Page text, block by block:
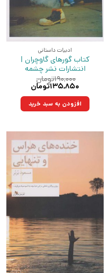
ادبیات داستانی
کتاب گورهای گاوچران |
انتشارات نشر چشمه
۱۹۰,۰۰۰تومان
قیمت
۱۹۰,۰۰۰تومان
بود.
۱۳۵,۸۵۰تومان
۱۳۵,۸۵۰تومان.افزودن به سبد خرید